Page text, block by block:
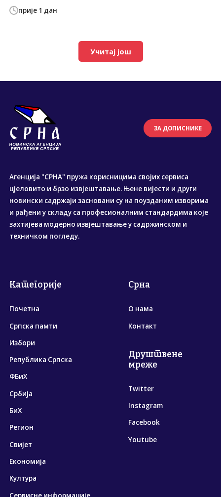
прије 1 дан
Учитај још
ЗА ДОПИСНИКЕ
Агенција "СРНА" пружа корисницима својих сервиса
цјеловито и брзо извјештавање. Њене вијести и други
новински садржаји засновани су на поузданим изворима
и рађени у складу са професионалним стандардима које
захтијева модерно извјештавање у садржинском и
техничком погледу.
Категорије
Почетна
Српска памти
Избори
Република Српска
ФБиХ
Србија
БиХ
Регион
Свијет
Економија
Култура
Срна
О нама
Контакт
Друштвене
мреже
Twitter
Instagram
Facebook
Youtube